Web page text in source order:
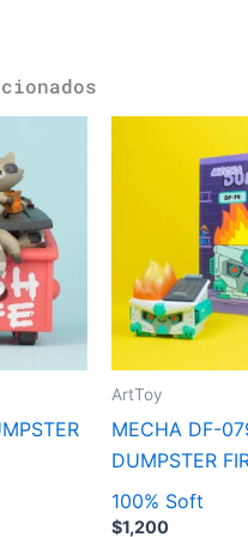
ArtToy
MECHA DF-
DUMPSTER
100% Soft
$1,200